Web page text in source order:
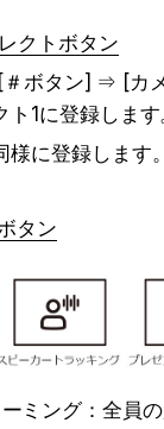
クトボタン
ボタン] ⇒ [カ
1に登録します
に登録します。
タン
ミング：全員